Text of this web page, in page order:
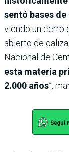
sentó bases
viendo un cerro
abierto de
Nacional de
esta materia
2.000 años”,